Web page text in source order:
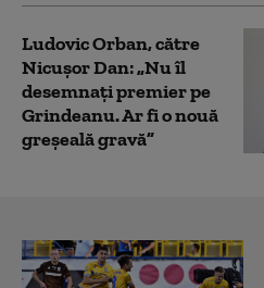
Ludovic Orban, către
Nicușor Dan: „Nu îl
desemnați premier pe
Grindeanu. Ar fi o nouă
greșeală gravă”